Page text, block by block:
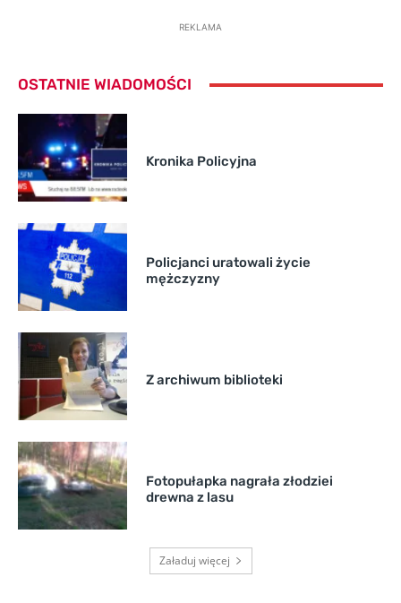
REKLAMA
OSTATNIE WIADOMOŚCI
Kronika Policyjna
Policjanci uratowali życie
mężczyzny
Z archiwum biblioteki
Fotopułapka nagrała złodziei
drewna z lasu
Załaduj więcej